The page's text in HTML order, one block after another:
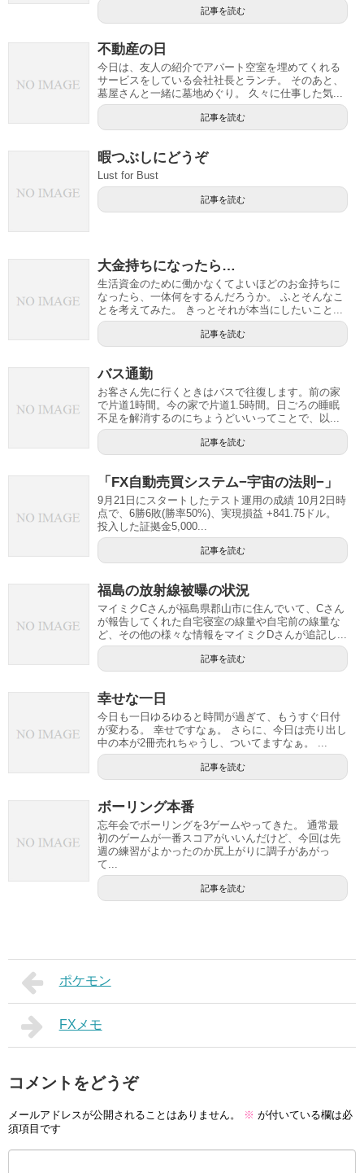
記事を読む
不動産の日
今日は、友人の紹介でアパート空室を埋めてくれる
サービスをしている会社社長とランチ。 そのあと、
墓屋さんと一緒に墓地めぐり。 久々に仕事した気...
記事を読む
暇つぶしにどうぞ
Lust for Bust
記事を読む
大金持ちになったら…
生活資金のために働かなくてよいほどのお金持ちに
なったら、一体何をするんだろうか。 ふとそんなこ
とを考えてみた。 きっとそれが本当にしたいこと...
記事を読む
バス通勤
お客さん先に行くときはバスで往復します。前の家
で片道1時間。今の家で片道1.5時間。日ごろの睡眠
不足を解消するのにちょうどいいってことで、以...
記事を読む
「FX自動売買システム−宇宙の法則−」
9月21日にスタートしたテスト運用の成績 10月2日時
点で、6勝6敗(勝率50%)、実現損益 +841.75ドル。
投入した証拠金5,000...
記事を読む
福島の放射線被曝の状況
マイミクCさんが福島県郡山市に住んでいて、Cさん
が報告してくれた自宅寝室の線量や自宅前の線量な
ど、その他の様々な情報をマイミクDさんが追記し...
記事を読む
幸せな一日
今日も一日ゆるゆると時間が過ぎて、もうすぐ日付
が変わる。 幸せですなぁ。 さらに、今日は売り出し
中の本が2冊売れちゃうし、ついてますなぁ。 ...
記事を読む
ボーリング本番
忘年会でボーリングを3ゲームやってきた。 通常最
初のゲームが一番スコアがいいんだけど、今回は先
週の練習がよかったのか尻上がりに調子があがっ
て...
記事を読む
ポケモン
FXメモ
コメントをどうぞ
メールアドレスが公開されることはありません。 ※ が付いている欄は必
須項目です